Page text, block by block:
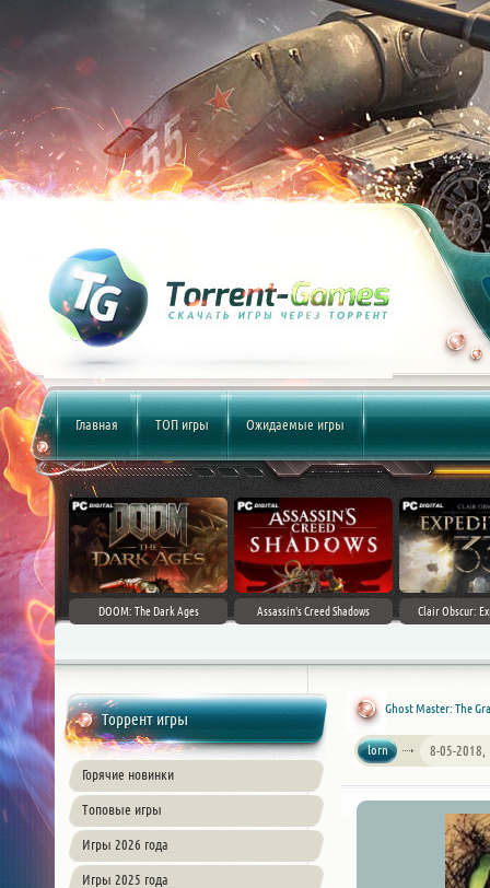
Главная ТОП игры Ожидаемые игры
DOOM: The Dark Ages Assassin's Creed Shadows Clair Obscur:
Торрент игры
Горячие новинки
Топовые игры
Игры 2026 года
Игры 2025 года
Ghost Master: The
lorn 8-05-2018,